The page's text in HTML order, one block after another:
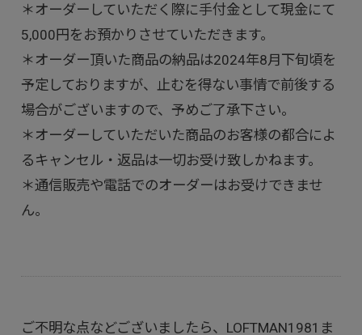
＊オーダーしていただく際に手付金として現金にて
5,000円をお預かりさせていただきます。
＊オーダー頂いた商品の納品は2024年8月下旬頃を
予定しておりますが、止むを得ない事情で前後する
場合がございますので、予めご了承下さい。
＊オーダーしていただいた商品のお客様の都合によ
るキャンセル・返品は一切お受け致しかねます。
＊通信販売や電話でのオーダーはお受けできませ
ん。
ご不明な点などございましたら、LOFTMAN1981ま